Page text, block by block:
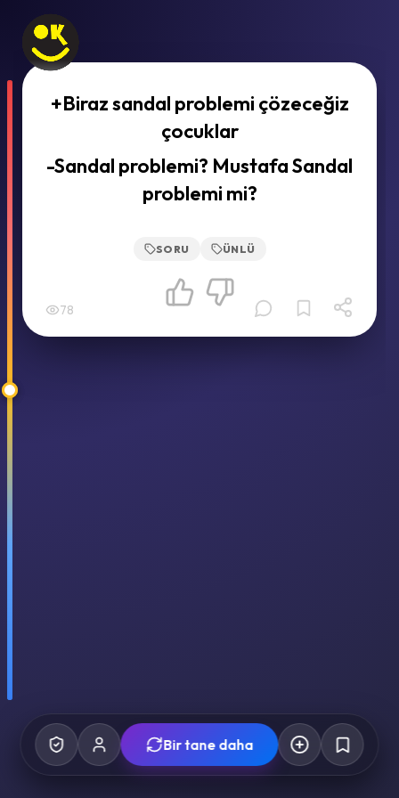
+Biraz sandal problemi çözeceğiz
çocuklar
-Sandal problemi? Mustafa Sandal
problemi mi?
SORU ÜNLÜ
78
Bir tane daha